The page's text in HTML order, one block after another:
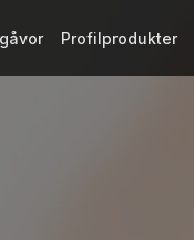
Profilprodukter